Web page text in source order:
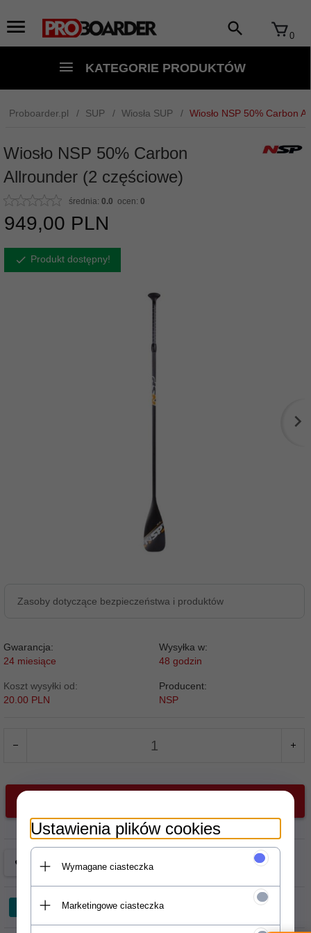
0
KATEGORIE PRODUKTÓW
Proboarder.pl SUP Wiosła SUP Wiosło NSP 50% Carbon
Wiosło NSP 50% Carbon
Allrounder (2 częściowe)
średnia: 0.0 ocen: 0
949,00 PLN
Produkt dostępny!
Zasoby dotyczące bezpieczeństwa i produktów
Gwarancja:
24 miesiące
Wysyłka w:
48 godzin
Koszt wysyłki od:
20.00 PLN
Producent:
NSP
Ustawienia plików cookies
Wymagane ciasteczka
Marketingowe ciasteczka